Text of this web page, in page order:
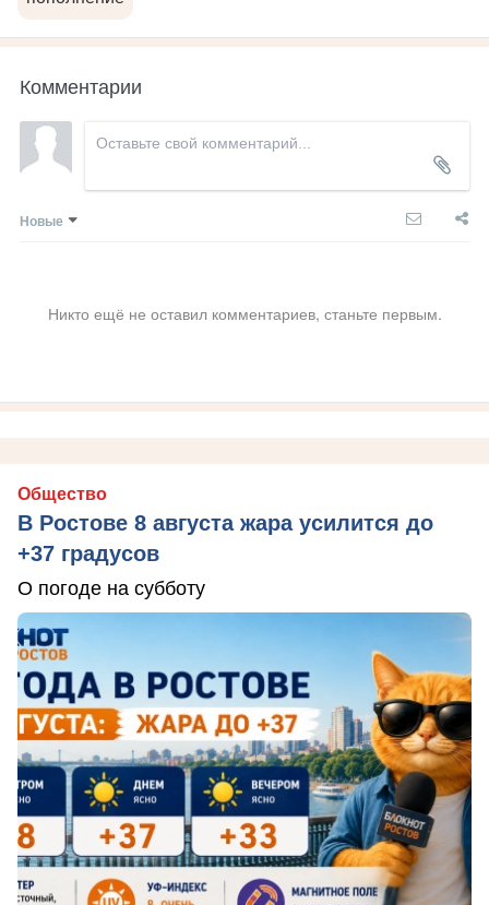
Комментарии
Новые
Никто ещё не оставил комментариев, станьте первым.
Общество
В Ростове 8 августа жара усилится до
+37 градусов
О погоде на субботу